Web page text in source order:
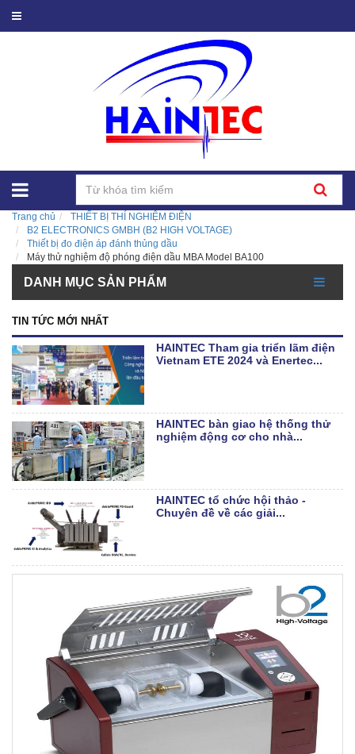
Trang chủ
THIẾT BỊ THÍ NGHIỆM ĐIỆN
B2 ELECTRONICS GMBH (B2 HIGH VOLTAGE)
Thiết bị đo điện áp đánh thủng dầu
Máy thử nghiệm độ phóng điện dầu MBA Model BA100
DANH MỤC SẢN PHẨM
TIN TỨC MỚI NHẤT
HAINTEC Tham gia triển lãm điện
Vietnam ETE 2024 và Enertec...
HAINTEC bàn giao hệ thống thử
nghiệm động cơ cho nhà...
HAINTEC tổ chức hội thảo -
Chuyên đề về các giải...